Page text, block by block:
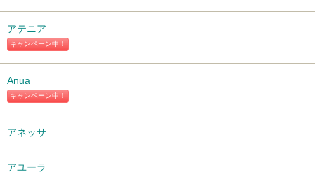
キャンペーン中！
アテニア
キャンペーン中！
Anua
アネッサ
アユーラ